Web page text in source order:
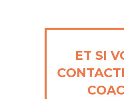
ET SI